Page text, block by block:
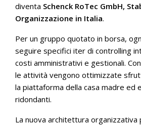
diventa Schenck RoTec GmbH,
Organizzazione in Italia.
Per un gruppo quotato in borsa,
seguire specifici iter di controlling
costi amministrativi e gestionali.
le attività vengono ottimizzate
la piattaforma della casa madre ed
ridondanti.
La nuova architettura